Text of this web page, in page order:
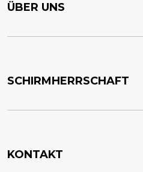
ÜBER UNS
SCHIRMHERRSCHAFT
KONTAKT